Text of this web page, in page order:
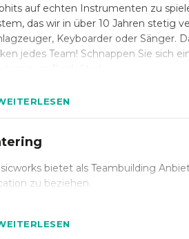
auf echten Instrumenten zu
das wir in über 10 Jahren stetig
Keyboarder oder Sänger.
jedes Team! Schnappen Sie sich
bietet als Teambuilding
zu beziehen.